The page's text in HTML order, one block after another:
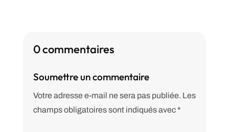
0 commentaires
Soumettre un commentaire
Votre adresse e-mail ne sera pas publiée. Les
champs obligatoires sont indiqués avec *